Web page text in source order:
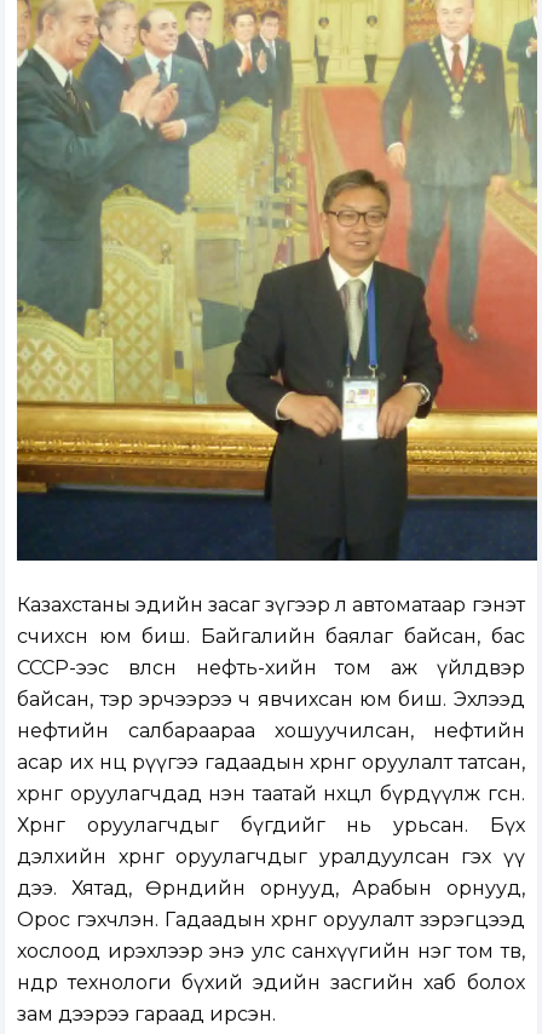
Казахстаны эдийн засаг зүгээр л автоматаар гэнэт
өсчихсөн юм биш. Байгалийн баялаг байсан, бас
СССР-ээс өвлөсөн нефть-хийн том аж үйлдвэр
байсан, тэр эрчээрээ ч явчихсан юм биш. Эхлээд
нефтийн салбараараа хошуучилсан, нефтийн
асар их нөөц рүүгээ гадаадын хөрөнгө оруулалт татсан,
хөрөнгө оруулагчдад нэн таатай нөхцөл бүрдүүлж өгсөн.
Хөрөнгө оруулагчдыг бүгдийг нь урьсан. Бүх
дэлхийн хөрөнгө оруулагчдыг уралдуулсан гэх үү
дээ. Хятад, Өрнөдийн орнууд, Арабын орнууд,
Орос гэхчлэн. Гадаадын хөрөнгө оруулалт зэрэгцээд
хослоод ирэхлээр энэ улс санхүүгийн нэг том төв,
өндөр технологи бүхий эдийн засгийн хаб болох
зам дээрээ гараад ирсэн.